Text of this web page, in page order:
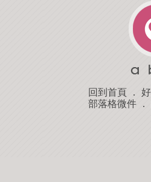
回到首頁 ．
部落格微件．